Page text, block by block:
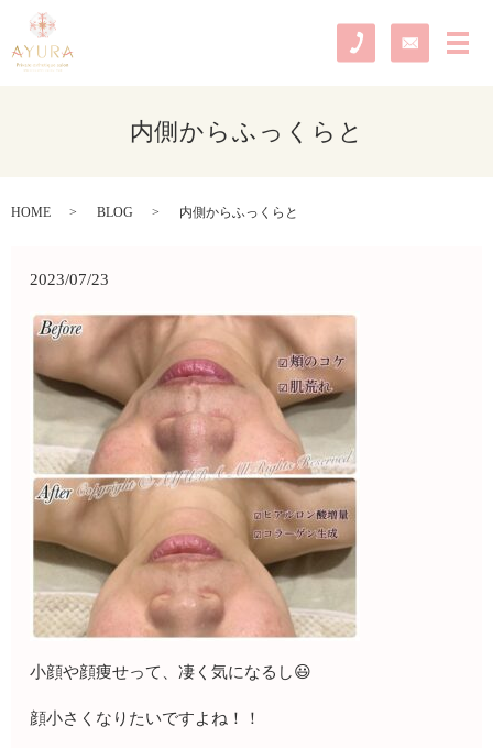
メ
内側からふっくらと
HOME BLOG 内側からふっくらと
2023/07/23
小顔や顔痩せって、凄く気になるし😃
顔小さくなりたいですよね！！